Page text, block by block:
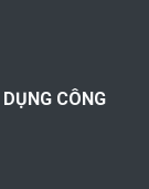
CÔNG